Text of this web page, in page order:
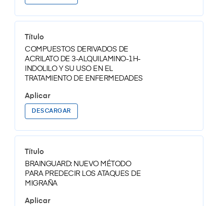
COMPUESTOS DERIVADOS DE
ACRILATO DE 3-ALQUILAMINO-1H-
INDOLILO Y SU USO EN EL
TRATAMIENTO DE ENFERMEDADES
DESCARGAR
BRAINGUARD: NUEVO MÉTODO
PARA PREDECIR LOS ATAQUES DE
MIGRAÑA